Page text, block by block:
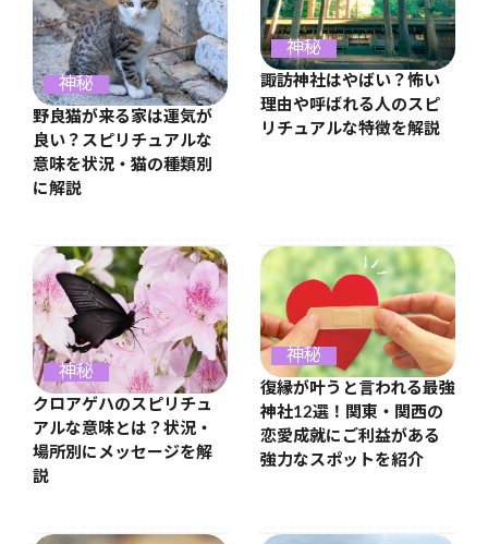
神秘
野良猫が来る家は運気が
良い？スピリチュアルな
意味を状況・猫の種類別
に解説
神秘
諏訪神社はやばい？怖い
理由や呼ばれる人のスピ
リチュアルな特徴を解説
神秘
クロアゲハのスピリチュ
アルな意味とは？状況・
場所別にメッセージを解
説
神秘
復縁が叶うと言われる最強
神社12選！関東・関西の
恋愛成就にご利益がある
強力なスポットを紹介